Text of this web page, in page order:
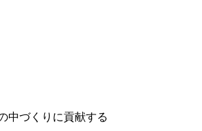
中づくりに貢献する